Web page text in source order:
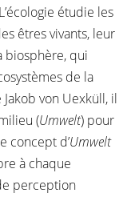
étudie les
êtres vivants, leur
biosphère, qui
de la
von Uexküll, il
(Umwelt) pour
concept d’Umwelt
à chaque
perception